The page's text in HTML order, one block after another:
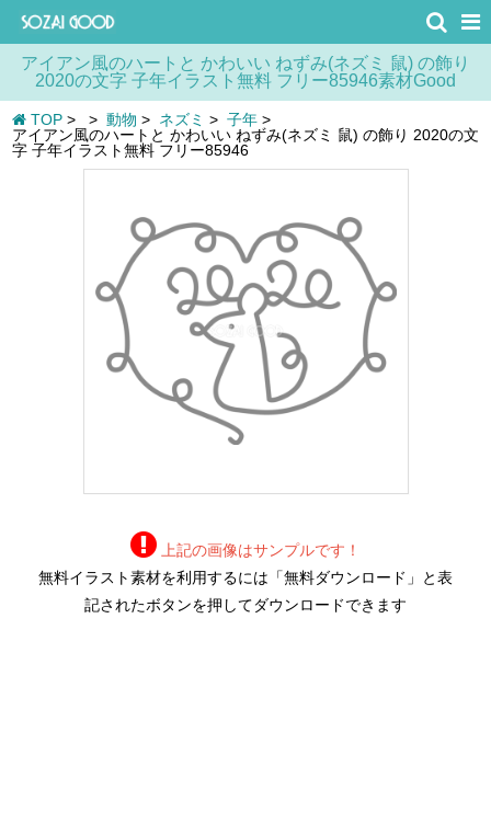
アイアン風のハートと かわいい ねずみ(ネズミ 鼠) の飾り
2020の文字 子年イラスト無料 フリー85946素材Good
TOP > > 動物 > ネズミ > 子年 >
アイアン風のハートと かわいい ねずみ(ネズミ 鼠) の飾り 2020の文
字 子年イラスト無料 フリー85946
上記の画像はサンプルです！
無料イラスト素材を利用するには「無料ダウンロード」と表
記されたボタンを押してダウンロードできます